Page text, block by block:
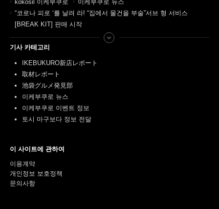
kokosil 이케부쿠로
이케부쿠로 뉴스
“코로나 피로 ‘를 날려 라! “집에서 물건을 부술”서브 형 서비스
[BREAK KIT] 판매 시작
기사 카테고리
IKEBUKURO新店レポート
取材レポート
池袋グルメ発見部
이케부쿠로 뉴스
이케부쿠로 이벤트 정보
토시 마구보다 정보 전달
이 사이트에 관하여
이용계약
개인정보 보호정책
문의사항